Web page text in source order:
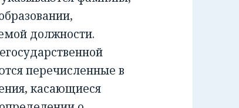
должности.
перечисленные в
касающиеся